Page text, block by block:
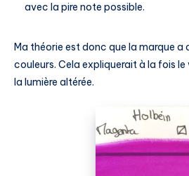
avec la pire note possible.
Ma théorie est donc que la marque a
couleurs. Cela expliquerait à la fois
la lumière altérée.